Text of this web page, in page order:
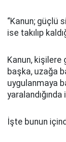
“Kanun; güçlü
ise takılıp
Kanun, kişilere
başka, uzağa
uygulanmaya
yaralandığında
İşte bunun